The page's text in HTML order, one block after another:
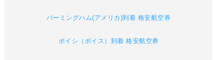
バーミングハム(アメリカ)到着 格安航空券
ボイシ（ボイス）到着 格安航空券